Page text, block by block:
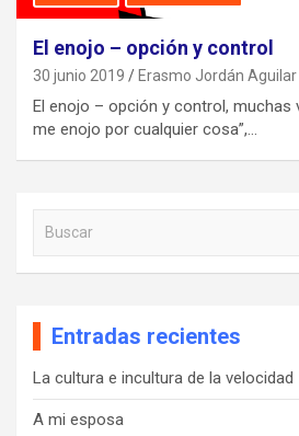
El enojo – opción y control
30 junio 2019 Erasmo Jordán
El enojo – opción y control, muchas
me enojo por cualquier cosa”,…
Entradas recientes
La cultura e incultura de la velocidad
A mi esposa